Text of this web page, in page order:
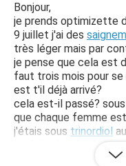
Bonjour,
je prends optimizette
9 juillet j'ai des
très léger mais par
je pense que cela est
faut trois mois pour
est t'il déjà arrivé?
cela est-il passé?
que chaque femme
j'étais sous trinordiol
voulais plus de rêgle
marre de souffrir tout